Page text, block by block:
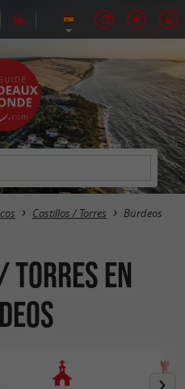
Castillos / Torres Burdeos
en